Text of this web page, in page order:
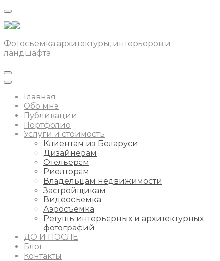
Фотосъемка архитектуры, интерьеров и
ландшафта
Главная
Обо мне
Публикации
Портфолио
Услуги и стоимость
Клиентам из Беларуси
Дизайнерам
Отельерам
Риелторам
Владельцам недвижимости
Застройщикам
Видеосъемка
Аэросъемка
Ретушь интерьерных и архитектурных
фотографий
ДО И ПОСЛЕ
Блог
Контакты